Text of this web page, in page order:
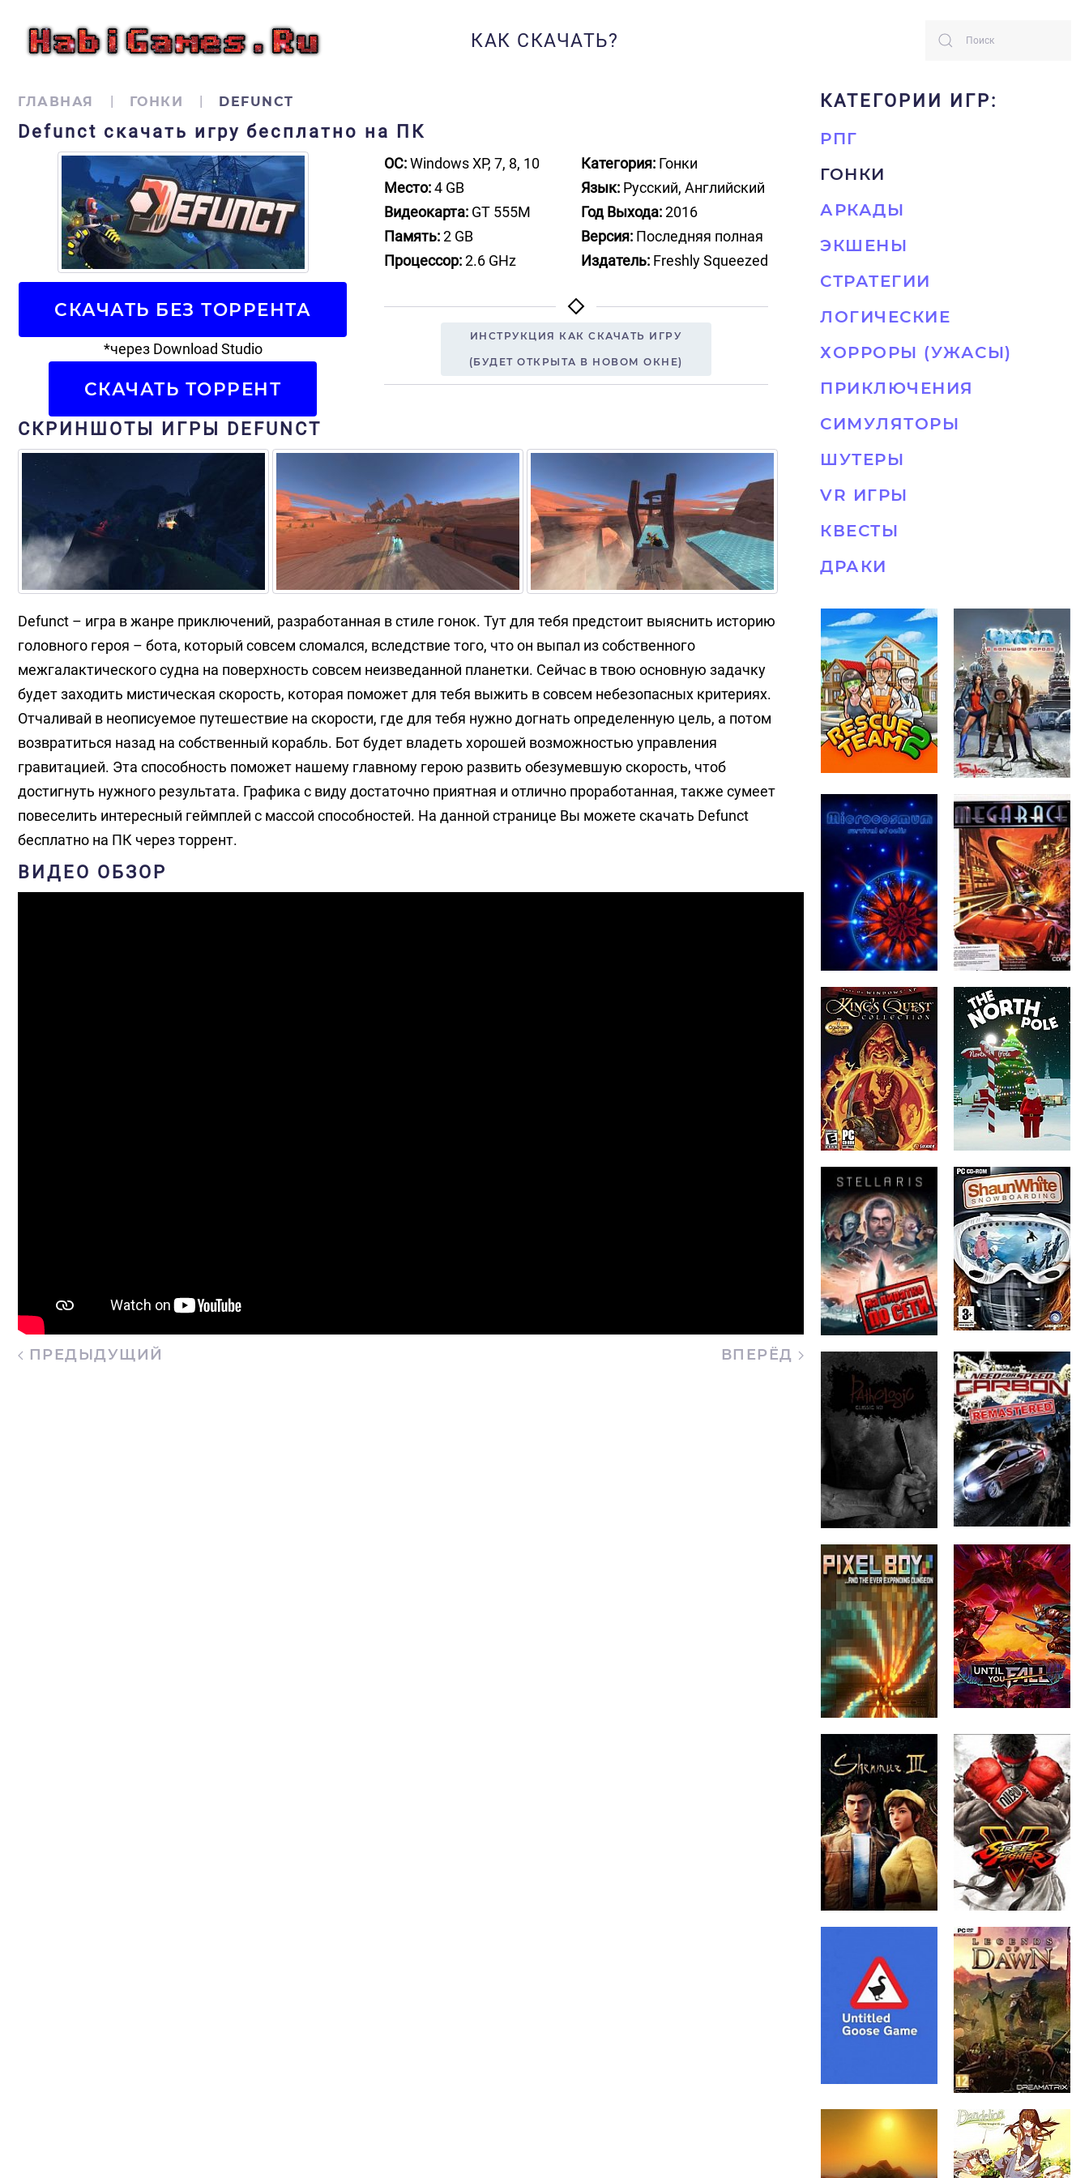
КАК СКАЧАТЬ?
ГЛАВНАЯ ГОНКИ DEFUNCT
Defunct скачать игру бесплатно на ПК
СКАЧАТЬ БЕЗ ТОРРЕНТА
*через Download Studio
СКАЧАТЬ ТОРРЕНТ
ОС:Windows XP, 7, 8, 10
Место:4 GB
Видеокарта:GT 555M
Память:2 GB
Процессор:2.6 GHz
Категория:Гонки
Язык:Русский, Английский
Год Выхода:2016
Версия:Последняя полная
Издатель:Freshly Squeezed
ИНСТРУКЦИЯ КАК СКАЧАТЬ ИГРУ
(БУДЕТ ОТКРЫТА В НОВОМ ОКНЕ)
СКРИНШОТЫ ИГРЫ DEFUNCT
Defunct – игра в жанре приключений, разработанная в стиле гонок. Тут для тебя предстоит выяснить историю
головного героя – бота, который совсем сломался, вследствие того, что он выпал из собственного
межгалактического судна на поверхность совсем неизведанной планетки. Сейчас в твою основную задачку
будет заходить мистическая скорость, которая поможет для тебя выжить в совсем небезопасных критериях.
Отчаливай в неописуемое путешествие на скорости, где для тебя нужно догнать определенную цель, а потом
возвратиться назад на собственный корабль. Бот будет владеть хорошей возможностью управления
гравитацией. Эта способность поможет нашему главному герою развить обезумевшую скорость, чтоб
достигнуть нужного результата. Графика с виду достаточно приятная и отлично проработанная, также сумеет
повеселить интересный геймплей с массой способностей. На данной странице Вы можете скачать Defunct
бесплатно на ПК через торрент.
ВИДЕО ОБЗОР
ПРЕДЫДУЩИЙ ВПЕРЁД
КАТЕГОРИИ ИГР:
РПГ
ГОНКИ
АРКАДЫ
ЭКШЕНЫ
СТРАТЕГИИ
ЛОГИЧЕСКИЕ
ХОРРОРЫ (УЖАСЫ)
ПРИКЛЮЧЕНИЯ
СИМУЛЯТОРЫ
ШУТЕРЫ
VR ИГРЫ
КВЕСТЫ
ДРАКИ